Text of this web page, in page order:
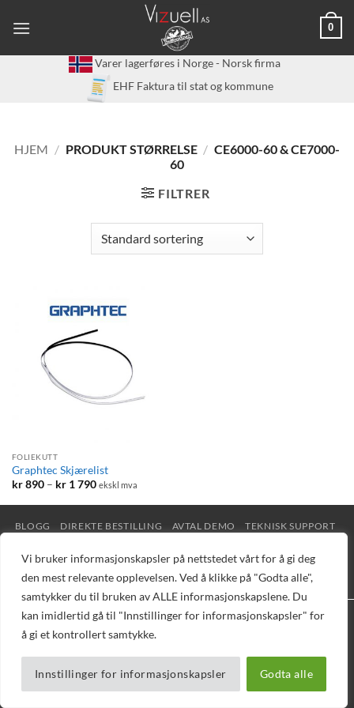
Vi bruker informasjonskapsler på nettstedet vårt for å gi deg
den mest relevante opplevelsen. Ved å klikke på "Godta alle",
samtykker du til bruken av ALLE informasjonskapslene. Du
kan imidlertid gå til "Innstillinger for informasjonskapsler" for
å gi et kontrollert samtykke.
Innstillinger for informasjonskapsler Godta alle
0
Varer lagerføres i Norge - Norsk firma
EHF Faktura til stat og kommune
HJEM / PRODUKT STØRRELSE / CE6000-60 & CE7000-
60
FILTRER
FOLIEKUTT
Graphtec Skjærelist
kr890 – kr1 790Prisområde:
til
790
ekskl mva
BLOGG DIREKTE BESTILLING AVTAL DEMO
TEKNISK SUPPORT
Copyright 2026 © Vizuell AS - Telefon 32 16 16 20 - E-post
mail@vizuell.no